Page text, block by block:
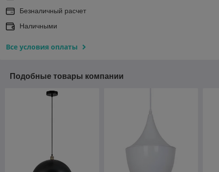
Безналичный расчет
Наличными
Все условия оплаты
Подобные товары компании